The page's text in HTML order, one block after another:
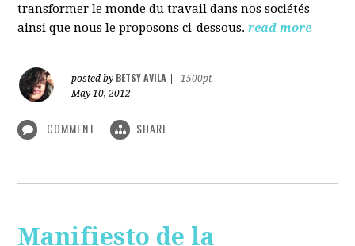
transformer le monde du travail dans nos sociétés
ainsi que nous le proposons ci-dessous. read more
posted by BETSY AVILA
1500pt
May 10, 2012
COMMENT SHARE
Manifiesto de la